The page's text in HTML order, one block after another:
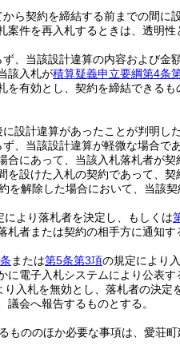
ら契約を締結する前までの間に
案件を再入札するときは、透明
、当該設計違算の内容および金
該入札が積算疑義申立要綱第4条
を有効とし、契約を締結できるも
設計違算があったことが判明し
、当該設計違算が軽微な場合で
合にあって、当該入札落札者が
を設けた入札の契約であって、
を解除した場合において、当該
により落札者を決定し、もしくは
札者または契約の相手方に通知す
または第5条第3項の規定により
に電子入札システムにより公表す
り入札を無効とし、落札者の決定
議会へ報告するものとする。
もののほか必要な事項は、愛荘